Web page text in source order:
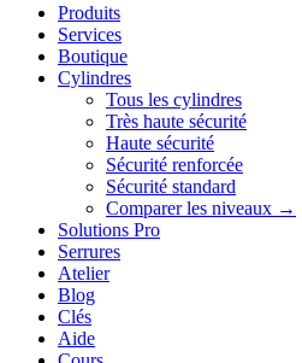
Produits
Services
Boutique
Cylindres
Tous les cylindres
Très haute sécurité
Haute sécurité
Sécurité renforcée
Sécurité standard
Comparer les niveaux →
Solutions Pro
Serrures
Atelier
Blog
Clés
Aide